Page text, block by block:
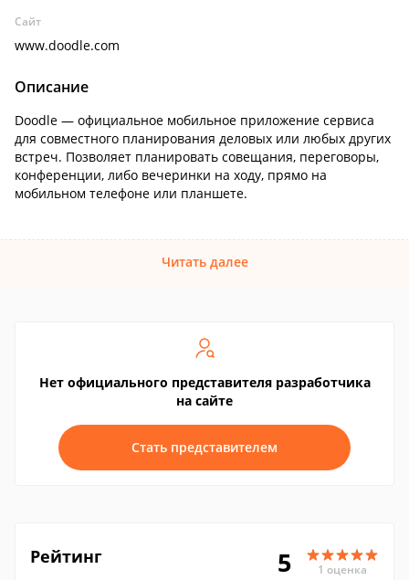
Сайт
www.doodle.com
Описание
Doodle — официальное мобильное приложение сервиса
для совместного планирования деловых или любых других
встреч. Позволяет планировать совещания, переговоры,
конференции, либо вечеринки на ходу, прямо на
мобильном телефоне или планшете.
Читать далее
Нет официального представителя разработчика
на сайте
Стать представителем
Рейтинг 5 1 оценка